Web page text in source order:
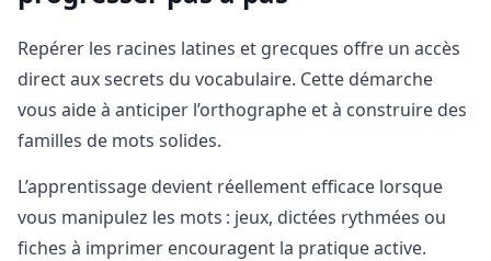
Repérer les racines latines et grecques offre un accès
direct aux secrets du vocabulaire. Cette démarche
vous aide à anticiper l’orthographe et à construire des
familles de mots solides.
L’apprentissage devient réellement efficace lorsque
vous manipulez les mots : jeux, dictées rythmées ou
fiches à imprimer encouragent la pratique active.